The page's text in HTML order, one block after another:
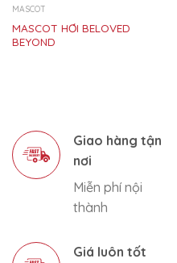
MASCOT
MASCOT HƠI BELOVED
BEYOND
Giao hàng tận
nơi
Miễn phí nội
thành
Giá luôn tốt